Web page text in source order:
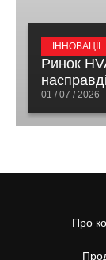
ІННОВАЦІЇ
Ринок
01 / 07 / 2026
Про